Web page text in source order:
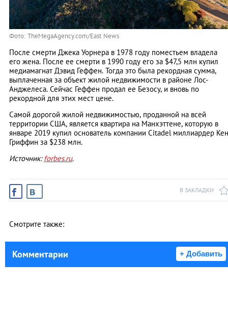
Фото: TheMegaAgency.com/East News
После смерти Джека Уорнера в 1978 году поместьем владела
его жена. После ее смерти в 1990 году его за $47,5 млн купил
медиамагнат Дэвид Геффен. Тогда это была рекордная сумма,
выплаченная за объект жилой недвижимости в районе Лос-
Анджелеса. Сейчас Геффен продал ее Безосу, и вновь по
рекордной для этих мест цене.
Самой дорогой жилой недвижимостью, проданной на всей
территории США, является квартира на Манхэттене, которую в
январе 2019 купил основатель компании Citadel миллиардер Кен
Гриффин за $238 млн.
Источник:forbes.ru.
В ЗАКЛАДКИ
Смотрите также:
Комментарии + Добавить